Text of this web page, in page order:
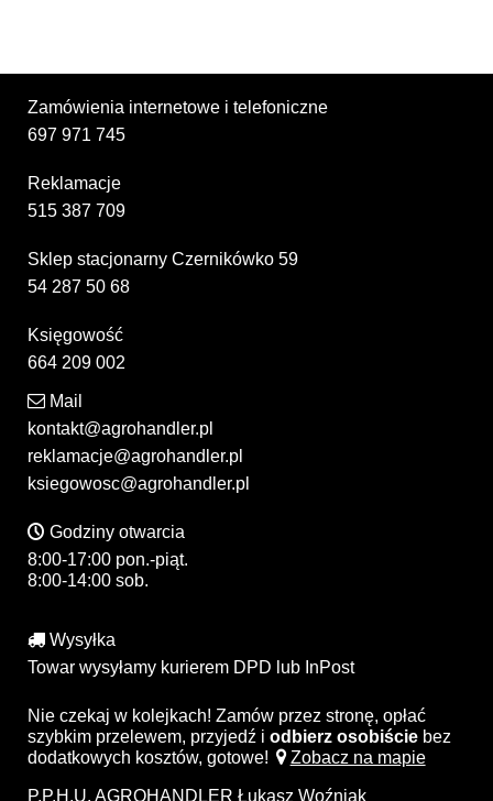
Zamówienia internetowe i telefoniczne
697 971 745
Reklamacje
515 387 709
Sklep stacjonarny Czernikówko 59
54 287 50 68
Księgowość
664 209 002
Mail
kontakt@agrohandler.pl
reklamacje@agrohandler.pl
ksiegowosc@agrohandler.pl
Godziny otwarcia
8:00-17:00 pon.-piąt.
8:00-14:00 sob.
Wysyłka
Towar wysyłamy kurierem DPD lub InPost
Nie czekaj w kolejkach! Zamów przez stronę, opłać
szybkim przelewem, przyjedź i odbierz osobiście bez
dodatkowych kosztów, gotowe!
Zobacz na mapie
P.P.H.U. AGROHANDLER Łukasz Woźniak